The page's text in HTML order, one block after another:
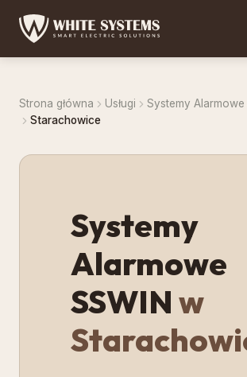
Strona główna Usługi
Systemy Alarmowe
Starachowice
Systemy
Alarmowe
SSWIN w